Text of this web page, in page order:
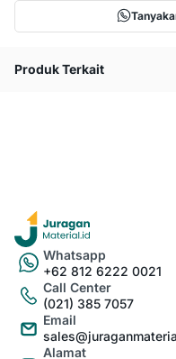
Produk Terkait
Whatsapp
+62 812 6222 0021
Call Center
(021) 385 7057
Email
Alamat